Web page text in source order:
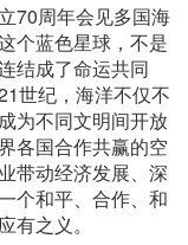
70周年会见多国海
个蓝色星球，不是
结成了命运共同
世纪，海洋不仅不
为不同文明间开放
各国合作共赢的空
带动经济发展、深
个和平、合作、和
之义。